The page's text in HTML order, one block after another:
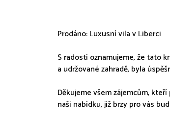
Prodáno: Luxusní vila v Liberci
S radostí oznamujeme, že tato
a udržované zahradě, byla
Děkujeme všem zájemcům,
naši nabídku, již brzy pro vás